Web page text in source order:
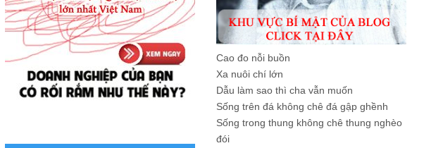
Cao đo nỗi buồn
Xa nuôi chí lớn
Dẫu làm sao thì cha vẫn muốn
Sống trên đá không chê đá gập ghềnh
Sống trong thung không chê thung nghèo
đói